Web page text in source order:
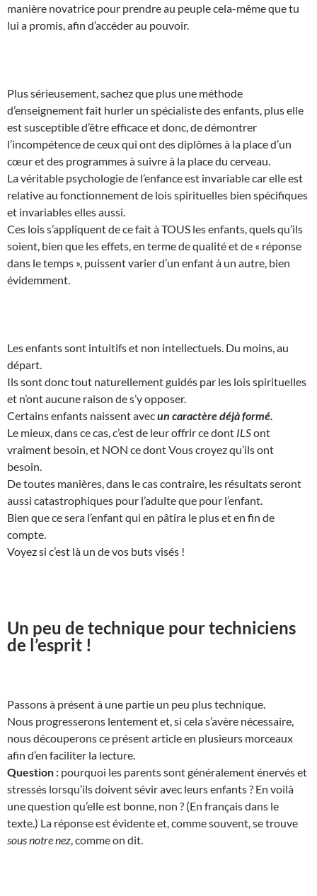
manière novatrice pour prendre au peuple cela-même que tu
lui a promis, afin d’accéder au pouvoir.
Plus sérieusement, sachez que plus une méthode
d’enseignement fait hurler un spécialiste des enfants, plus elle
est susceptible d’être efficace et donc, de démontrer
l’incompétence de ceux qui ont des diplômes à la place d’un
cœur et des programmes à suivre à la place du cerveau.
La véritable psychologie de l’enfance est invariable car elle est
relative au fonctionnement de lois spirituelles bien spécifiques
et invariables elles aussi.
Ces lois s’appliquent de ce fait à TOUS les enfants, quels qu’ils
soient, bien que les effets, en terme de qualité et de « réponse
dans le temps », puissent varier d’un enfant à un autre, bien
évidemment.
Les enfants sont intuitifs et non intellectuels. Du moins, au
départ.
Ils sont donc tout naturellement guidés par les lois spirituelles
et n’ont aucune raison de s’y opposer.
Certains enfants naissent avecun caractère déjà formé.
Le mieux, dans ce cas, c’est de leur offrir ce dont ILSont
vraiment besoin, et NON ce dont Vous croyez qu’ils ont
besoin.
De toutes manières, dans le cas contraire, les résultats seront
aussi catastrophiques pour l’adulte que pour l’enfant.
Bien que ce sera l’enfant qui en pâtira le plus et en fin de
compte.
Voyez si c’est là un de vos buts visés !
Un peu de technique pour techniciens
de l’esprit !
Passons à présent à une partie un peu plus technique.
Nous progresserons lentement et, si cela s’avère nécessaire,
nous découperons ce présent article en plusieurs morceaux
afin d’en faciliter la lecture.
Question : pourquoi les parents sont généralement énervés et
stressés lorsqu’ils doivent sévir avec leurs enfants ? En voilà
une question qu’elle est bonne, non ? (En français dans le
texte.) La réponse est évidente et, comme souvent, se trouve
sous notre nez , comme on dit.